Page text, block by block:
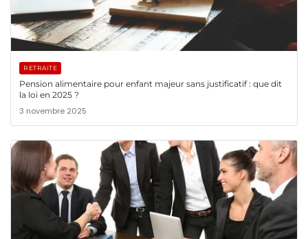
RETRAITE
Pension alimentaire pour enfant majeur sans justificatif : que dit
la loi en 2025 ?
3 novembre 2025